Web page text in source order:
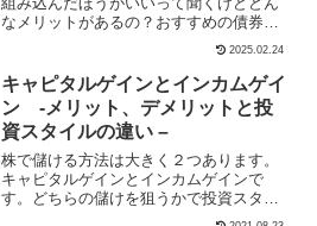
なメリットがあるの？おすすめの債券も
知りたい！ぽちゃ債券はパフォーマンス
の安定も図れるので検討の価値ありで
す。ここでは債券ETFについて解説しま
す。債券は株式投資のリス...
2025.02.24
キャピタルゲインとインカムゲイ
ン -メリット、デメリットと投
資スタイルの違い –
株で儲ける方法は大きく２つあります。
キャピタルゲインとインカムゲインで
す。どちらの儲けを狙うかで投資スタイ
ルは大きく変わってきます。ここでは株